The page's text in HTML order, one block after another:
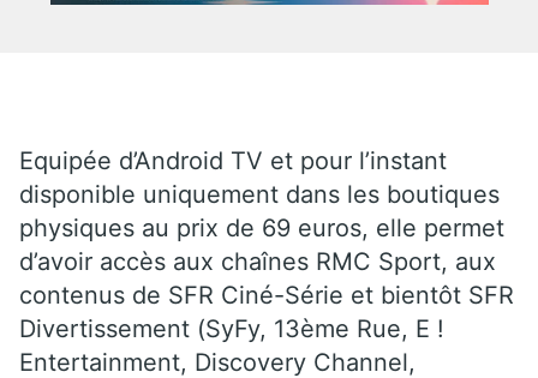
Equipée d’Android TV et pour l’instant
disponible uniquement dans les boutiques
physiques au prix de 69 euros, elle permet
d’avoir accès aux chaînes RMC Sport, aux
contenus de SFR Ciné-Série et bientôt SFR
Divertissement (SyFy, 13ème Rue, E !
Entertainment, Discovery Channel,